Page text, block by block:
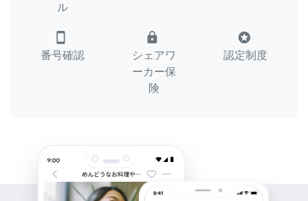
ル
smartphone
番号確認
lock
シェアワ
ーカー保
険
stars
認定制度